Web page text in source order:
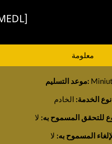
معلومة
موعد التسليم:
نوع الخدمة: الخادم
للتحقق المسموح به: لا
المسموح به: لا